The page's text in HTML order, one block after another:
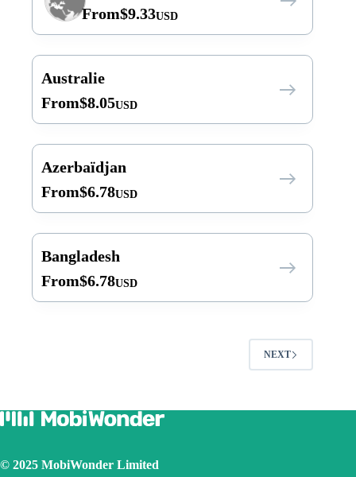
From$9.33USD
Australie
From$8.05USD
Azerbaïdjan
From$6.78USD
Bangladesh
From$6.78USD
NEXT
© 2025 MobiWonder Limited